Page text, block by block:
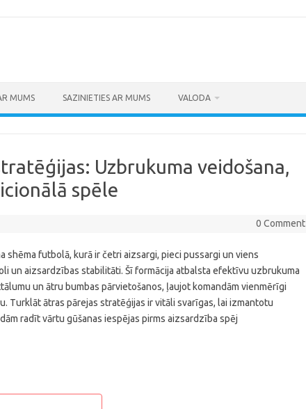
MUMS SAZINIETIES AR MUMS VALODA
Uzbrukuma veidošana,
spēle
0 Comment
shēma futbolā, kurā ir četri aizsargi, pieci pussargi un viens
un aizsardzības stabilitāti. Šī formācija atbalsta efektīvu uzbrukuma
un ātru bumbas pārvietošanos, ļaujot komandām vienmērīgi
Turklāt ātras pārejas stratēģijas ir vitāli svarīgas, lai izmantotu
radīt vārtu gūšanas iespējas pirms aizsardzība spēj